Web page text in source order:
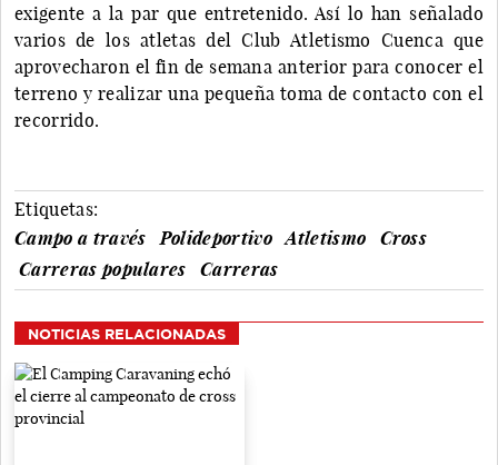
exigente a la par que entretenido. Así lo han señalado
varios de los atletas del Club Atletismo Cuenca que
aprovecharon el fin de semana anterior para conocer el
terreno y realizar una pequeña toma de contacto con el
recorrido.
Etiquetas:
Campo a través
Polideportivo Atletismo
Cross
Carreras populares
Carreras
NOTICIAS RELACIONADAS